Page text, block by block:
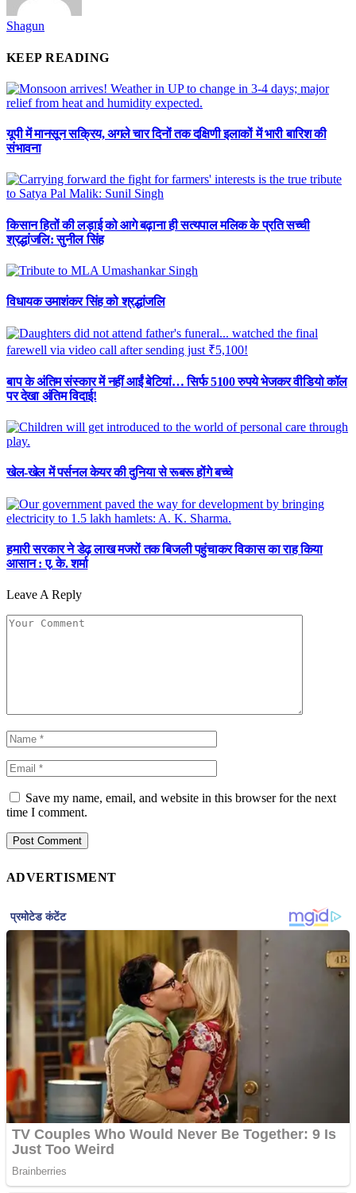
Shagun
KEEP READING
यूपी में मानसून सक्रिय, अगले चार दिनों तक दक्षिणी इलाकों में भारी बारिश की
संभावना
किसान हितों की लड़ाई को आगे बढ़ाना ही सत्यपाल मलिक के प्रति सच्ची
श्रद्धांजलि: सुनील सिंह
विधायक उमाशंकर सिंह को श्रद्धांजलि
बाप के अंतिम संस्कार में नहीं आईं बेटियां… सिर्फ 5100 रुपये भेजकर वीडियो कॉल
पर देखा अंतिम विदाई!
खेल-खेल में पर्सनल केयर की दुनिया से रूबरू होंगे बच्चे
हमारी सरकार ने डेढ़ लाख मजरों तक बिजली पहुंचाकर विकास का राह किया
आसान : ए. के. शर्मा
Leave A Reply
Save my name, email, and website in this browser for the next
time I comment.
ADVERTISMENT